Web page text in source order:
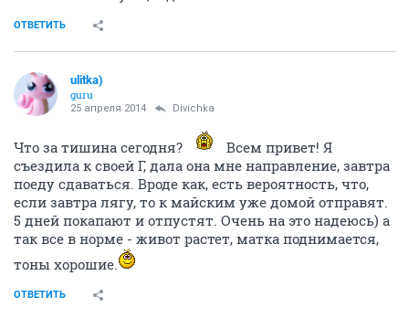
ОТВЕТИТЬ
ulitka)
guru
25 апреля 2014 Divichka
Что за тишина сегодня?
Всем привет! Я
съездила к своей Г, дала она мне направление, завтра
поеду сдаваться. Вроде как, есть вероятность, что,
если завтра лягу, то к майским уже домой отправят.
5 дней покапают и отпустят. Очень на это надеюсь) а
так все в норме - живот растет, матка поднимается,
тоны хорошие.
ОТВЕТИТЬ